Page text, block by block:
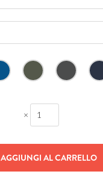
×
AGGIUNGI AL CARRELLO